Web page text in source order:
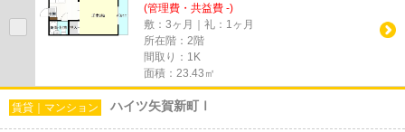
(管理費・共益費 -)
敷：3ヶ月｜礼：1ヶ月
所在階：2階
間取り：1K
面積：23.43㎡
賃貸｜マンション ハイツ矢賀新町Ⅰ